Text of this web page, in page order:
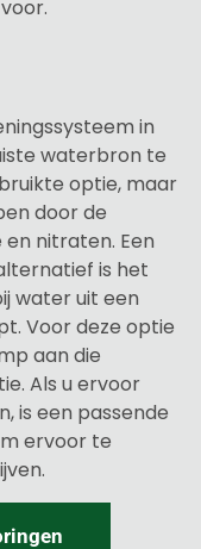
in
waterbron te
optie, maar
door de
nitraten. Een
is het
water uit een
Voor deze optie
aan die
Als u ervoor
is een passende
ervoor te